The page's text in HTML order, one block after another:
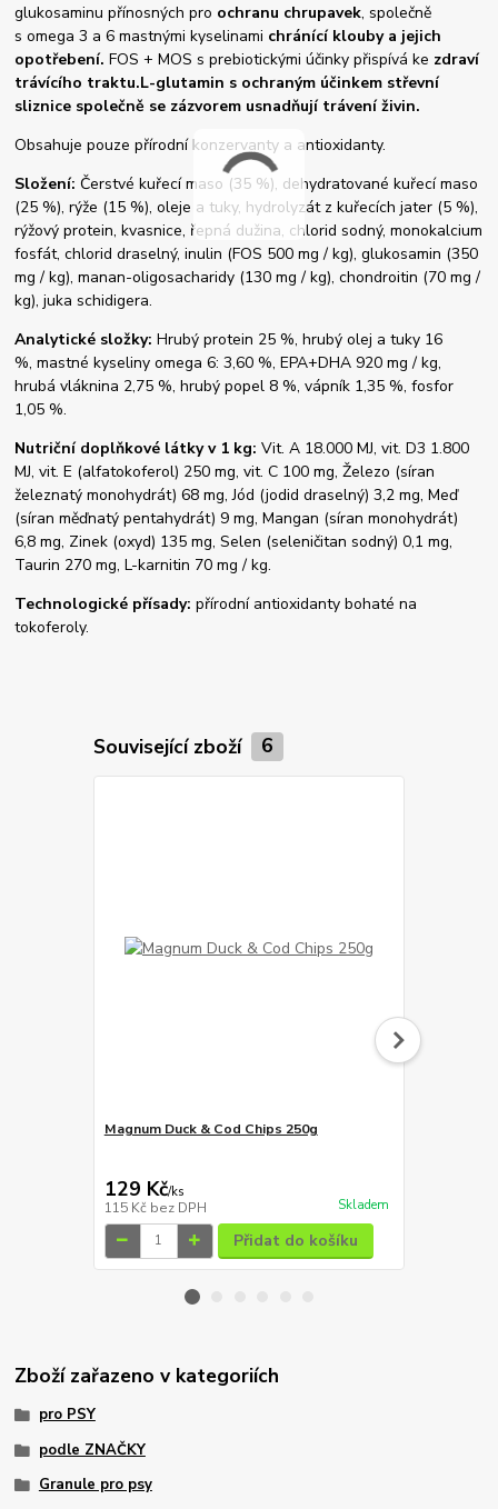
glukosaminu přínosných pro ochranu chrupavek, společně
s omega 3 a 6 mastnými kyselinami chránící klouby a jejich
opotřebení. FOS + MOS s prebiotickými účinky přispívá ke zdraví
trávícího traktu.L-glutamin s ochraným účinkem střevní
sliznice společně se zázvorem usnadňují trávení živin.
Obsahuje pouze přírodní konzervanty a antioxidanty.
Složení: Čerstvé kuřecí maso (35 %), dehydratované kuřecí maso
(25 %), rýže (15 %), oleje a tuky, hydrolyzát z kuřecích jater (5 %),
rýžový protein, kvasnice, řepná dužina, chlorid sodný, monokalcium
fosfát, chlorid draselný, inulin (FOS 500 mg / kg), glukosamin (350
mg / kg), manan-oligosacharidy (130 mg / kg), chondroitin (70 mg /
kg), juka schidigera.
Analytické složky: Hrubý protein 25 %, hrubý olej a tuky 16
%, mastné kyseliny omega 6: 3,60 %, EPA+DHA 920 mg / kg,
hrubá vláknina 2,75 %, hrubý popel 8 %, vápník 1,35 %, fosfor
1,05 %.
Nutriční doplňkové látky v 1 kg:Vit. A 18.000 MJ, vit. D3 1.800
MJ, vit. E (alfatokoferol) 250 mg, vit. C 100 mg, Železo (síran
železnatý monohydrát) 68 mg, Jód (jodid draselný) 3,2 mg, Meď
(síran měďnatý pentahydrát) 9 mg, Mangan (síran monohydrát)
6,8 mg, Zinek (oxyd) 135 mg, Selen (seleničitan sodný) 0,1 mg,
Taurin 270 mg, L-karnitin 70 mg / kg.
Technologické přísady: přírodní antioxidanty bohaté na
tokoferoly.
Související zboží 6
Magnum Duck & Cod Chips 250g
129 Kč/ks
115 Kč bez DPH Skladem
Přidat do košíku
Zboží zařazeno v kategoriích
pro PSY
podle ZNAČKY
Granule pro psy